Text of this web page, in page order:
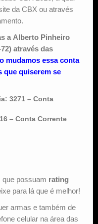
da CBX ou através
a Alberto Pinheiro
através das
mudamos essa conta
que quiserem se
3271 – Conta
– Conta Corrente
que possuam rating
para lá que é melhor!
armas e também de
celular na área das